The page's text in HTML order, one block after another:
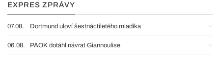
EXPRES ZPRÁVY
07.08. Dortmund uloví šestnáctiletého mladíka
06.08. PAOK dotáhl návrat Giannoulise